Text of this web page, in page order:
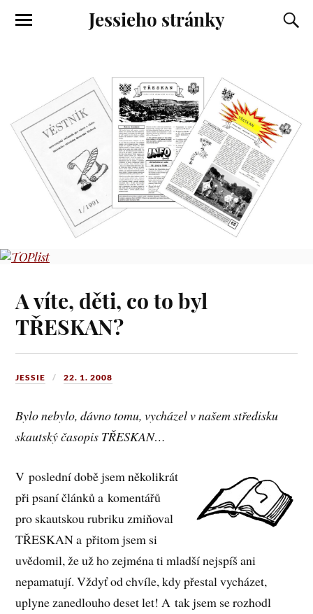
Jessieho stránky
A víte, děti, co to byl
TŘESKAN?
JESSIE 22. 1. 2008
Bylo nebylo, dávno tomu, vycházel v našem středisku
skautský časopis TŘESKAN…
V poslední době jsem několikrát
při psaní článků a komentářů
pro skautskou rubriku zmiňoval
TŘESKAN a přitom jsem si
uvědomil, že už ho zejména ti mladší nejspíš ani
nepamatují. Vždyť od chvíle, kdy přestal vycházet,
uplyne zanedlouho deset let! A tak jsem se rozhodl